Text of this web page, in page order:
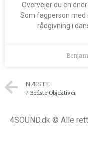
Overvejer du en
Som fagperson med
rådgivning i
NÆSTE
7 Bedste Objektiver
4SOUND.dk © Alle